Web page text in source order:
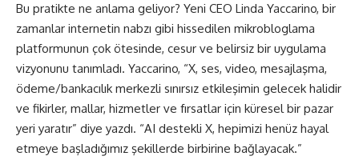
Bu pratikte ne anlama geliyor? Yeni CEO Linda Yaccarino, bir
zamanlar internetin nabzı gibi hissedilen mikrobloglama
platformunun çok ötesinde, cesur ve belirsiz bir uygulama
vizyonunu tanımladı. Yaccarino, “X, ses, video, mesajlaşma,
ödeme/bankacılık merkezli sınırsız etkileşimin gelecek halidir
ve fikirler, mallar, hizmetler ve fırsatlar için küresel bir pazar
yeri yaratır” diye yazdı. “AI destekli X, hepimizi henüz hayal
etmeye başladığımız şekillerde birbirine bağlayacak.”